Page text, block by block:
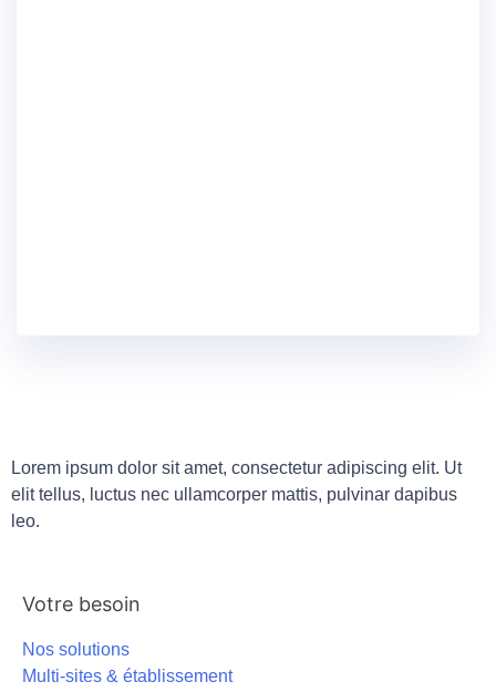
Lorem ipsum dolor sit amet, consectetur adipiscing elit. Ut
elit tellus, luctus nec ullamcorper mattis, pulvinar dapibus
leo.
Votre besoin
Nos solutions
Multi-sites & établissement